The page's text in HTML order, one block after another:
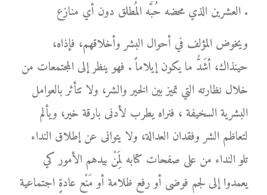
العشرين الذي محضه حُبَّه المُطلق دون أي منازع .
ويخوض المؤلف في أحوال البشر وأخلاقهم، فإذاه،
حينذاك، أشَدُّ ما يكون إيلاماً . فهو ينظر إلى المجتمعات من
خلال نظارته التي تميز بين الخير والشر، ولا تتأثر بالعوامل
البشرية السخيفة ، فنراه يطرب لأدنى بارقة خير، ويألم
لتعاظم الشر وفقدان العدالة، ولا يتوانى عن إطلاق النداء
تلو النداء من على صفحات كتابه لِمَنْ بيدهم الأمور كي
يعمدوا إلى لجم فوضى أو رفع ظلامة أو مَنْع عادةٍ اجتماعية